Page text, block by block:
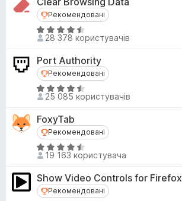
3
з
5
н
к
а
,
4
з
5
Рекомендовані
Рекомендовані
О
ц
і
н
к
а
,
3
з
5
28 378 користувачів
Port Authority
Рекомендовані
Рекомендовані
О
ц
і
н
к
а
,
6
25 085 користувачів
FoxyTab
Рекомендовані
Рекомендовані
О
ц
і
н
к
19 163 користувача
Show Video Controls for Firefox
Рекомендовані
Рекомендовані